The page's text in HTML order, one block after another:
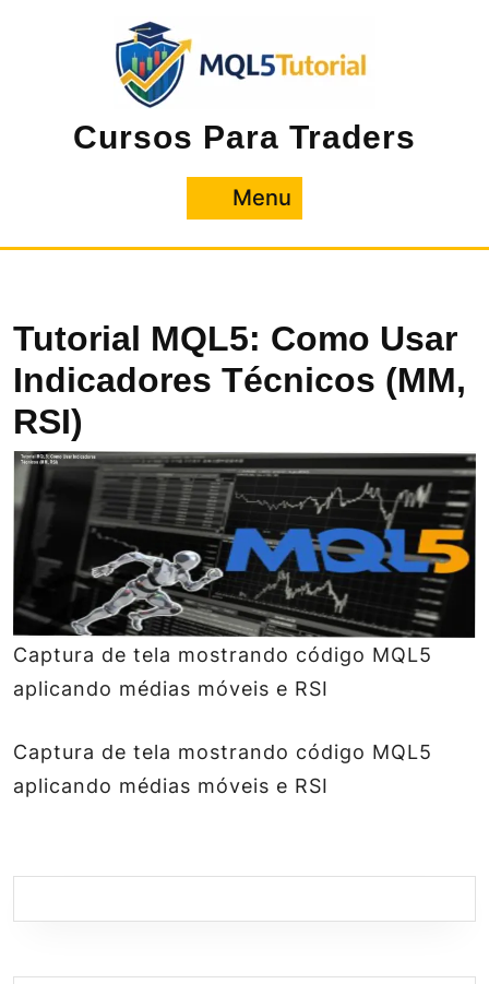
Cursos Para Traders
Menu
Tutorial MQL5: Como Usar
Indicadores Técnicos (MM,
RSI)
Captura de tela mostrando código MQL5
aplicando médias móveis e RSI
Captura de tela mostrando código MQL5
aplicando médias móveis e RSI